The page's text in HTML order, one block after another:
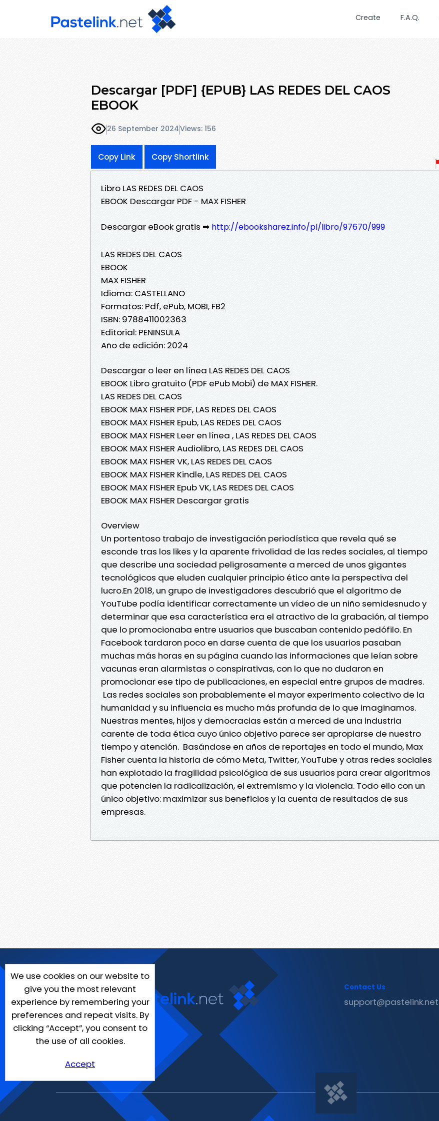
Create F.A.Q.
Descargar [PDF] {EPUB} LAS REDES DEL CAOS
EBOOK
26 September 2024Views: 156
Copy Link Copy Shortlink
Libro LAS REDES DEL CAOS
EBOOK Descargar PDF - MAX FISHER
Descargar eBook gratis ➡ http://ebooksharez.info/pl/libro/97670/999
LAS REDES DEL CAOS
EBOOK
MAX FISHER
Idioma: CASTELLANO
Formatos: Pdf, ePub, MOBI, FB2
ISBN: 9788411002363
Editorial: PENINSULA
Año de edición: 2024
Descargar o leer en línea LAS REDES DEL CAOS
EBOOK Libro gratuito (PDF ePub Mobi) de MAX FISHER.
LAS REDES DEL CAOS
EBOOK MAX FISHER PDF, LAS REDES DEL CAOS
EBOOK MAX FISHER Epub, LAS REDES DEL CAOS
EBOOK MAX FISHER Leer en línea , LAS REDES DEL CAOS
EBOOK MAX FISHER Audiolibro, LAS REDES DEL CAOS
EBOOK MAX FISHER VK, LAS REDES DEL CAOS
EBOOK MAX FISHER Kindle, LAS REDES DEL CAOS
EBOOK MAX FISHER Epub VK, LAS REDES DEL CAOS
EBOOK MAX FISHER Descargar gratis
Overview
Un portentoso trabajo de investigación periodística que revela qué se
esconde tras los likes y la aparente frivolidad de las redes sociales, al tiempo
que describe una sociedad peligrosamente a merced de unos gigantes
tecnológicos que eluden cualquier principio ético ante la perspectiva del
lucro.En 2018, un grupo de investigadores descubrió que el algoritmo de
YouTube podía identificar correctamente un vídeo de un niño semidesnudo y
determinar que esa característica era el atractivo de la grabación, al tiempo
que lo promocionaba entre usuarios que buscaban contenido pedófilo. En
Facebook tardaron poco en darse cuenta de que los usuarios pasaban
muchas más horas en su página cuando las informaciones que leían sobre
vacunas eran alarmistas o conspirativas, con lo que no dudaron en
promocionar ese tipo de publicaciones, en especial entre grupos de madres.
Las redes sociales son probablemente el mayor experimento colectivo de la
humanidad y su influencia es mucho más profunda de lo que imaginamos.
Nuestras mentes, hijos y democracias están a merced de una industria
carente de toda ética cuyo único objetivo parece ser apropiarse de nuestro
tiempo y atención. Basándose en años de reportajes en todo el mundo, Max
Fisher cuenta la historia de cómo Meta, Twitter, YouTube y otras redes sociales
han explotado la fragilidad psicológica de sus usuarios para crear algoritmos
que potencien la radicalización, el extremismo y la violencia. Todo ello con un
único objetivo: maximizar sus beneficios y la cuenta de resultados de sus
empresas.
We use cookies on our website to
give you the most relevant
experience by remembering your
preferences and repeat visits. By
clicking “Accept”, you consent to
the use of all cookies.
Accept
Contact Us
support@pastelink.net